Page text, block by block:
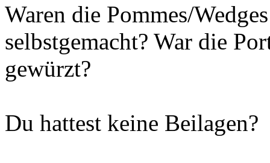
Waren die Pommes/
selbstgemacht? War die
gewürzt?
Du hattest keine Beilagen?